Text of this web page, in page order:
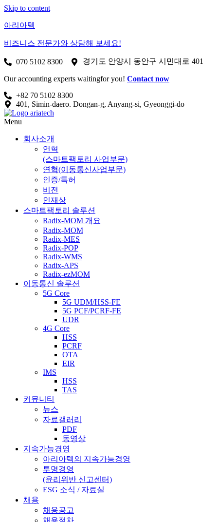
Skip to content
아리아텍
비즈니스 전문가와 상담해 보세요!
070 5102 8300 경기도 안양시 동안구 시민대로 401
Our accounting experts waitingfor you! Contact now
+82 70 5102 8300
401, Simin-daero. Dongan-g, Anyang-si, Gyeonggi-do
Menu
회사소개
연혁
(스마트팩토리 사업부문)
연혁(이동통신사업부문)
인증/특허
비전
인재상
스마트팩토리 솔루션
Radix-MOM 개요
Radix-MOM
Radix-MES
Radix-POP
Radix-WMS
Radix-APS
Radix-ezMOM
이동통신 솔루션
5G Core
5G UDM/HSS-FE
5G PCF/PCRF-FE
UDR
4G Core
HSS
PCRF
OTA
EIR
IMS
HSS
TAS
커뮤니티
뉴스
자료갤러리
PDF
동영상
지속가능경영
아리아텍의 지속가능경영
투명경영
(윤리위반 신고센터)
ESG 소식 / 자료실
채용
채용공고
채용절차